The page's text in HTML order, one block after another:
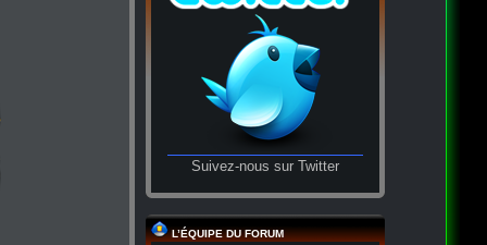
Suivez-nous sur Twitter
L’ÉQUIPE DU FORUM